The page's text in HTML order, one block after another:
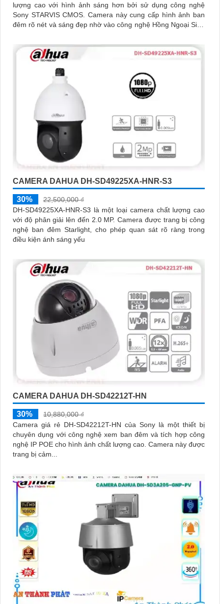
lượng cao với hình ảnh sáng hơn bởi sử dụng công nghệ
Sony STARVIS CMOS. Camera này cung cấp hình ảnh ban
đêm rõ nét và sáng đẹp nhờ vào công nghệ Hồng Ngoại Siêu
CAMERA DAHUA DH-SD49225XA-HNR-S3
30%
22,500,000 ₫
DH-SD49225XA-HNR-S3 là một loại camera chất lượng cao
với độ phân giải lên đến 2.0 MP. Camera được trang bị công
nghệ ban đêm Starlight, cho phép quan sát rõ ràng trong
điều kiện ánh sáng yếu
CAMERA DAHUA DH-SD42212T-HN
30%
10,880,000 ₫
Camera giá rẻ DH-SD42212T-HN của Sony là một thiết bị
chuyên dụng với công nghệ xem ban đêm và tích hợp công
nghệ IP POE cho hình ảnh chất lượng cao. Camera này được
trang bị cảm...